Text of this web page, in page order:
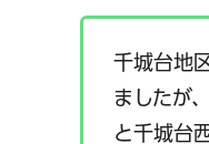
千城台地
ましたが
と千城台